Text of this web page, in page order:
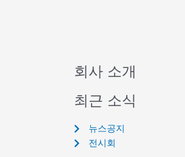
회사 소개
최근 소식
뉴스공지
전시회